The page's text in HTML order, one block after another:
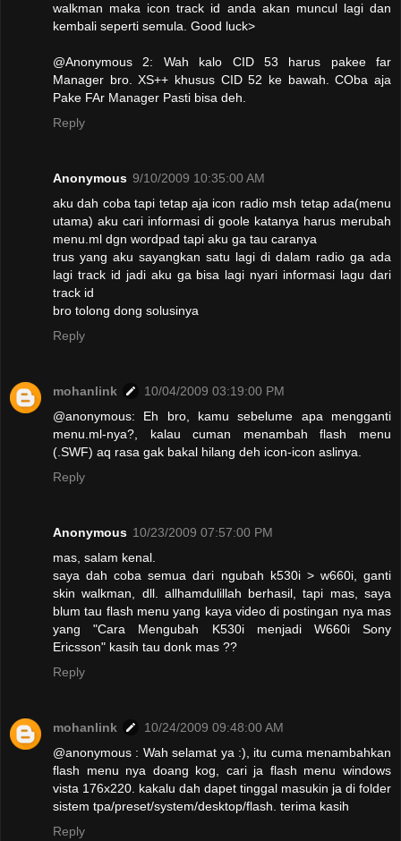
walkman maka icon track id anda akan muncul lagi dan
kembali seperti semula. Good luck>
@Anonymous 2: Wah kalo CID 53 harus pakee far
Manager bro. XS++ khusus CID 52 ke bawah. COba aja
Pake FAr Manager Pasti bisa deh.
Reply
Anonymous 9/10/2009 10:35:00 AM
aku dah coba tapi tetap aja icon radio msh tetap ada(menu
utama) aku cari informasi di goole katanya harus merubah
menu.ml dgn wordpad tapi aku ga tau caranya
trus yang aku sayangkan satu lagi di dalam radio ga ada
lagi track id jadi aku ga bisa lagi nyari informasi lagu dari
track id
bro tolong dong solusinya
Reply
mohanlink
10/04/2009 03:19:00 PM
@anonymous: Eh bro, kamu sebelume apa mengganti
menu.ml-nya?, kalau cuman menambah flash menu
(.SWF) aq rasa gak bakal hilang deh icon-icon aslinya.
Reply
Anonymous 10/23/2009 07:57:00 PM
mas, salam kenal.
saya dah coba semua dari ngubah k530i > w660i, ganti
skin walkman, dll. allhamdulillah berhasil, tapi mas, saya
blum tau flash menu yang kaya video di postingan nya mas
yang "Cara Mengubah K530i menjadi W660i Sony
Ericsson" kasih tau donk mas ??
Reply
mohanlink
10/24/2009 09:48:00 AM
@anonymous : Wah selamat ya :), itu cuma menambahkan
flash menu nya doang kog, cari ja flash menu windows
vista 176x220. kakalu dah dapet tinggal masukin ja di folder
sistem tpa/preset/system/desktop/flash. terima kasih
Reply